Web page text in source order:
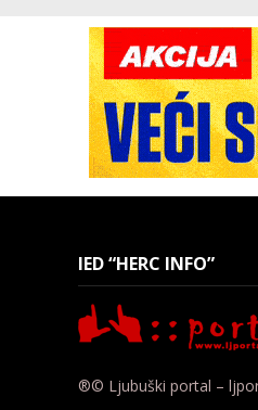
IED “HERC INFO”
®© Ljubuški portal –